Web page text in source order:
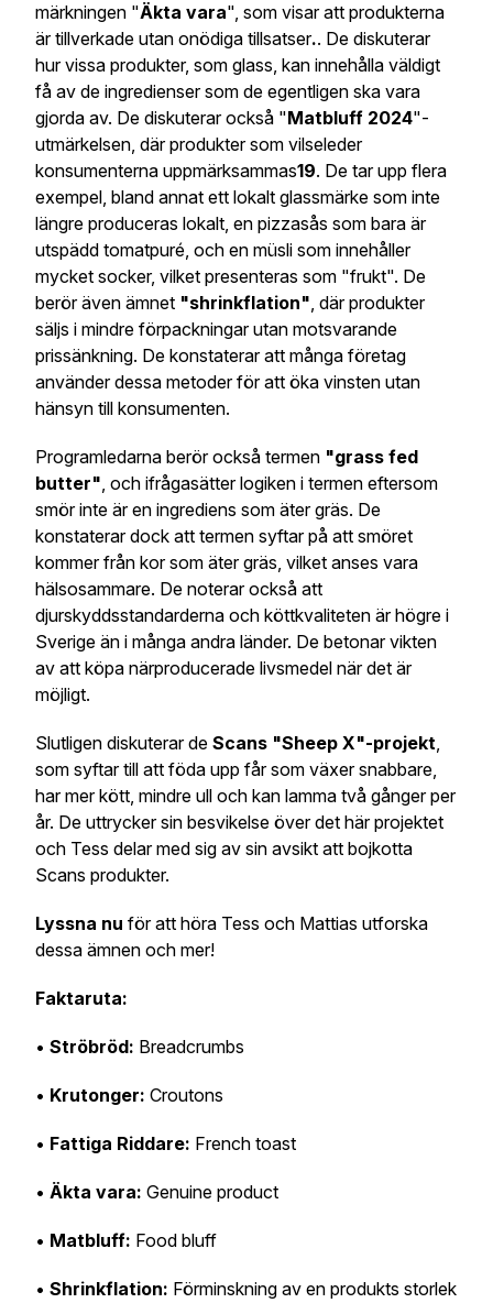
märkningen "Äkta vara", som visar att produkterna
är tillverkade utan onödiga tillsatser.. De diskuterar
hur vissa produkter, som glass, kan innehålla väldigt
få av de ingredienser som de egentligen ska vara
gjorda av. De diskuterar också "Matbluff 2024"-
utmärkelsen, där produkter som vilseleder
konsumenterna uppmärksammas19. De tar upp flera
exempel, bland annat ett lokalt glassmärke som inte
längre produceras lokalt, en pizzasås som bara är
utspädd tomatpuré, och en müsli som innehåller
mycket socker, vilket presenteras som "frukt". De
berör även ämnet "shrinkflation", där produkter
säljs i mindre förpackningar utan motsvarande
prissänkning. De konstaterar att många företag
använder dessa metoder för att öka vinsten utan
hänsyn till konsumenten.
Programledarna berör också termen "grass fed
butter", och ifrågasätter logiken i termen eftersom
smör inte är en ingrediens som äter gräs. De
konstaterar dock att termen syftar på att smöret
kommer från kor som äter gräs, vilket anses vara
hälsosammare. De noterar också att
djurskyddsstandarderna och köttkvaliteten är högre i
Sverige än i många andra länder. De betonar vikten
av att köpa närproducerade livsmedel när det är
möjligt.
Slutligen diskuterar de Scans "Sheep X"-projekt,
som syftar till att föda upp får som växer snabbare,
har mer kött, mindre ull och kan lamma två gånger per
år. De uttrycker sin besvikelse över det här projektet
och Tess delar med sig av sin avsikt att bojkotta
Scans produkter.
Lyssna nu för att höra Tess och Mattias utforska
dessa ämnen och mer!
Faktaruta:
• Ströbröd: Breadcrumbs
• Krutonger: Croutons
• Fattiga Riddare: French toast
• Äkta vara: Genuine product
• Matbluff: Food bluff
• Shrinkflation: Förminskning av en produkts storlek